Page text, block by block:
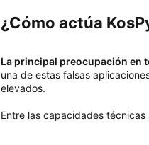
¿Cómo actúa
La principal preocupación en
una de estas falsas
elevados.
Entre las capacidades